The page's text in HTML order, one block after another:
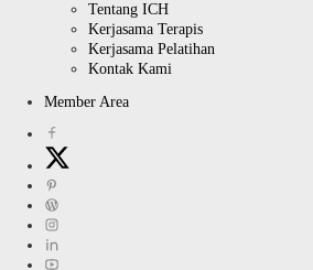
Tentang ICH
Kerjasama Terapis
Kerjasama Pelatihan
Kontak Kami
Member Area